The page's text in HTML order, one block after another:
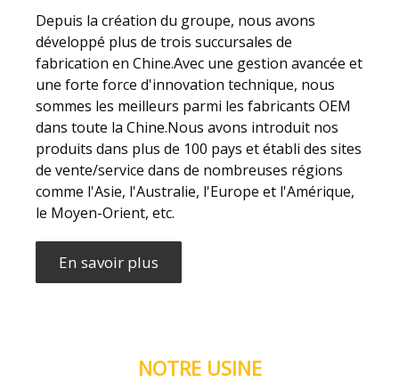
Depuis la création du groupe, nous avons
développé plus de trois succursales de
fabrication en Chine.Avec une gestion avancée et
une forte force d'innovation technique, nous
sommes les meilleurs parmi les fabricants OEM
dans toute la Chine.Nous avons introduit nos
produits dans plus de 100 pays et établi des sites
de vente/service dans de nombreuses régions
comme l'Asie, l'Australie, l'Europe et l'Amérique,
le Moyen-Orient, etc.
En savoir plus
NOTRE USINE